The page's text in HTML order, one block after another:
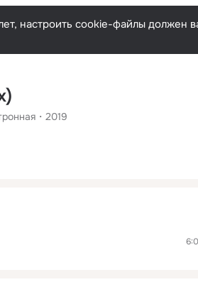
Русский
настроить cookie-файлы должен
2019